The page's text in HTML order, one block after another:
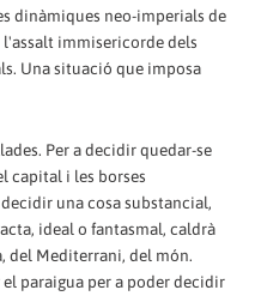
dinàmiques neo-imperials de
immisericorde dels
Una situació que imposa
Per a decidir quedar-se
capital i les borses
una cosa substancial,
ideal o fantasmal, caldrà
del Mediterrani, del món.
paraigua per a poder decidir